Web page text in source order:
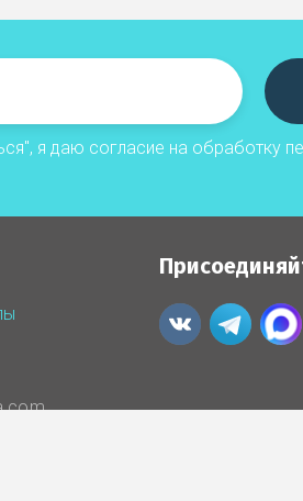
я даю согласие на обработку